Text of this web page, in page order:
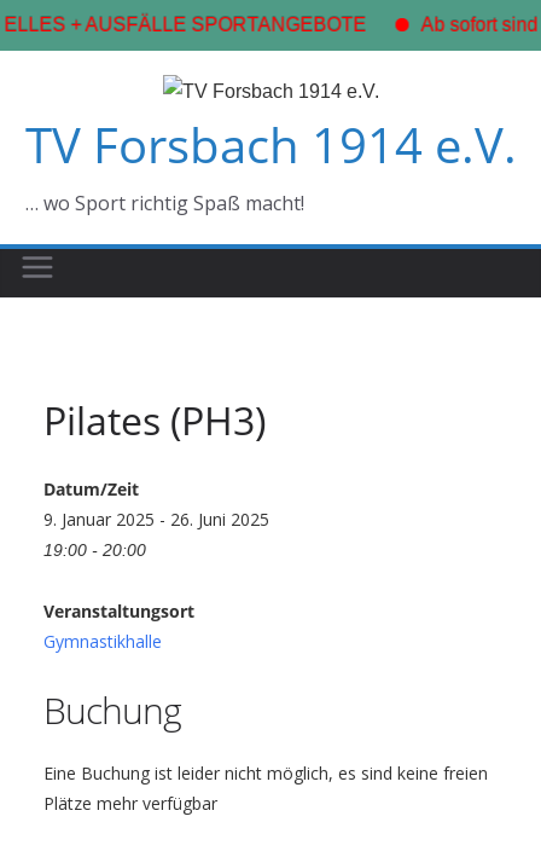
+ AUSFÄLLE SPORTANGEBOTE Ab sofort
springen
TV Forsbach 1914 e.V.
… wo Sport richtig Spaß macht!
Pilates (PH3)
Datum/Zeit
9. Januar 2025 - 26. Juni 2025
19:00 - 20:00
Veranstaltungsort
Gymnastikhalle
Buchung
Eine Buchung ist leider nicht möglich, es sind keine freien
Plätze mehr verfügbar